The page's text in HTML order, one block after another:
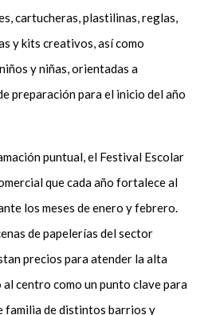
cartucheras, plastilinas, reglas,
y kits creativos, así como
y niñas, orientadas a
preparación para el inicio del año
puntual, el Festival Escolar
que cada año fortalece al
los meses de enero y febrero.
de papelerías del sector
precios para atender la alta
al centro como un punto clave para
familia de distintos barrios y